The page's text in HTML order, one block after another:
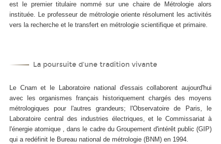
est le premier titulaire nommé sur une chaire de Métrologie alors
instituée. Le professeur de métrologie oriente résolument les activités
vers la recherche et le transfert en métrologie scientifique et primaire.
La poursuite d'une tradition vivante
Le Cnam et le Laboratoire national d'essais collaborent aujourd'hui
avec les organismes français historiquement chargés des moyens
métrologiques pour l'autres grandeurs; l'Observatoire de Paris, le
Laboratoire central des industries électriques, et le Commissariat à
l'énergie atomique , dans le cadre du Groupement d'intérêt public (GIP)
qui a redéfinit le Bureau national de métrologie (BNM) en 1994.